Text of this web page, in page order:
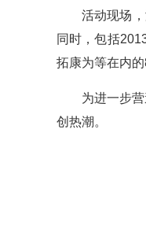
活动现场
同时，包括
拓康为等在内
为进一步
创热潮。